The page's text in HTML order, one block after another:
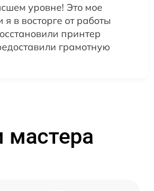
уровне! Это мое
в восторге от работы
принтер
грамотную